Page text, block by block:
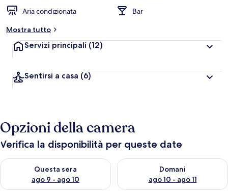
z
l
t
e
Aria condizionata
Bar
Mostra tutto
Servizi principali (12)
Sentirsi a casa (6)
Opzioni della camera
Verifica la disponibilità per queste date
Questa sera
ago 9 - ago 10
Verifica la disponibilità per questa sera, ago 9 - ago 10
Domani
ago 10 - ago 11
Verifica la disponibilità per